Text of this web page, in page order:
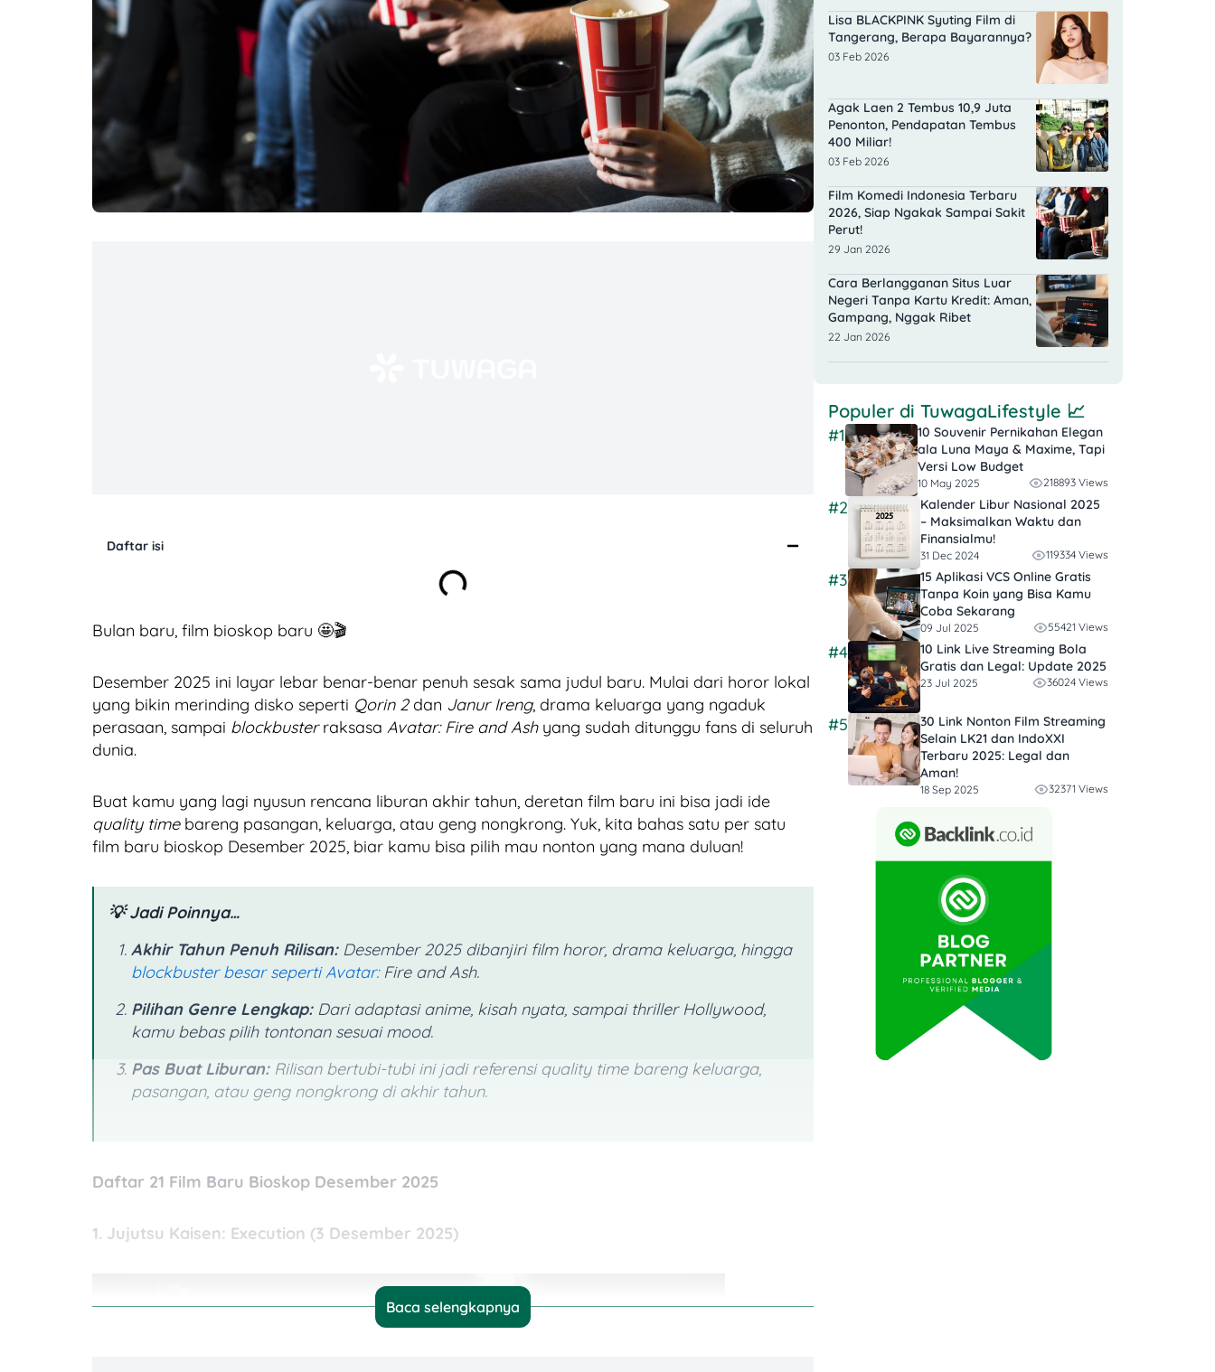
Daftar isi
Bulan baru, film bioskop baru 🤩🎬
Desember 2025 ini layar lebar benar-benar penuh sesak sama judul baru. Mulai dari horor lokal
yang bikin merinding disko seperti Qorin 2dan Janur Ireng, drama keluarga yang ngaduk
perasaan, sampai blockbusterraksasa Avatar: Fire and Ashyang sudah ditunggu fans di seluruh
dunia.
Buat kamu yang lagi nyusun rencana liburan akhir tahun, deretan film baru ini bisa jadi ide
quality time bareng pasangan, keluarga, atau geng nongkrong. Yuk, kita bahas satu per satu
film baru bioskop Desember 2025, biar kamu bisa pilih mau nonton yang mana duluan!
💡 Jadi Poinnya…
Akhir Tahun Penuh Rilisan:Desember 2025 dibanjiri film horor, drama keluarga, hingga
blockbusterbesar sepertiAvatar:Fire and Ash.
Pilihan Genre Lengkap:Dari adaptasi anime, kisah nyata, sampai thrillerHollywood,
kamu bebas pilih tontonan sesuaimood.
Pas Buat Liburan:Rilisan bertubi-tubi ini jadi referensi quality timebareng keluarga,
pasangan, atau geng nongkrong di akhir tahun.
Daftar 21 Film Baru Bioskop Desember 2025
1. Jujutsu Kaisen: Execution (3 Desember 2025)
Baca selengkapnya
Lisa BLACKPINK Syuting Film di
Tangerang, Berapa Bayarannya?
03 Feb 2026
Agak Laen 2 Tembus 10,9 Juta
Penonton, Pendapatan Tembus
400 Miliar!
03 Feb 2026
Film Komedi Indonesia Terbaru
2026, Siap Ngakak Sampai Sakit
Perut!
29 Jan 2026
Cara Berlangganan Situs Luar
Negeri Tanpa Kartu Kredit: Aman,
Gampang, Nggak Ribet
22 Jan 2026
Populer di TuwagaLifestyle 📈
#1
10 Souvenir Pernikahan Elegan
ala Luna Maya & Maxime, Tapi
Versi Low Budget
10 May 2025 218893 Views
#2
Kalender Libur Nasional 2025
– Maksimalkan Waktu dan
Finansialmu!
31 Dec 2024 119334 Views
#3
15 Aplikasi VCS Online Gratis
Tanpa Koin yang Bisa Kamu
Coba Sekarang
09 Jul 2025 55421 Views
#4
10 Link Live Streaming Bola
Gratis dan Legal: Update 2025
23 Jul 2025 36024 Views
#5
30 Link Nonton Film Streaming
Selain LK21 dan IndoXXI
Terbaru 2025: Legal dan
Aman!
18 Sep 2025 32371 Views